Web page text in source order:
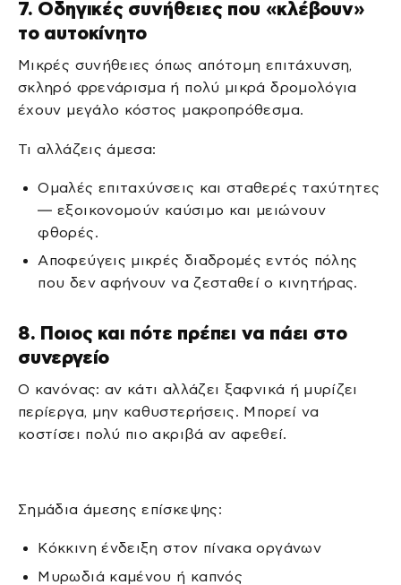
7. Οδηγικές συνήθειες που «κλέβουν»
το αυτοκίνητο
Μικρές συνήθειες όπως απότομη επιτάχυνση,
σκληρό φρενάρισμα ή πολύ μικρά δρομολόγια
έχουν μεγάλο κόστος μακροπρόθεσμα.
Τι αλλάζεις άμεσα:
Ομαλές επιταχύνσεις και σταθερές ταχύτητες
— εξοικονομούν καύσιμο και μειώνουν
φθορές.
Αποφεύγεις μικρές διαδρομές εντός πόλης
που δεν αφήνουν να ζεσταθεί ο κινητήρας.
8. Ποιος και πότε πρέπει να πάει στο
συνεργείο
Ο κανόνας: αν κάτι αλλάζει ξαφνικά ή μυρίζει
περίεργα, μην καθυστερήσεις. Μπορεί να
κοστίσει πολύ πιο ακριβά αν αφεθεί.
Σημάδια άμεσης επίσκεψης:
Κόκκινη ένδειξη στον πίνακα οργάνων
Μυρωδιά καμένου ή καπνός